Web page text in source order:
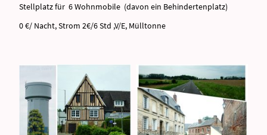
Stellplatz für 6 Wohnmobile (davon ein Behindertenplatz)
0 €/ Nacht, Strom 2€/6 Std ,V/E, Mülltonne